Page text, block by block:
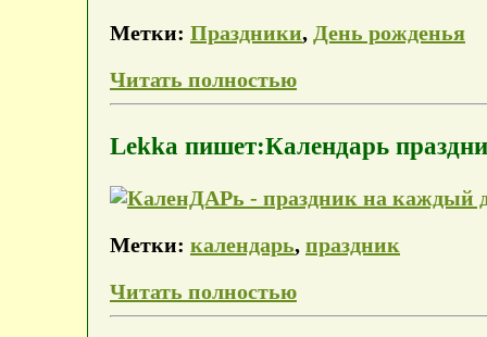
Метки: Праздники, День рожденья
Читать полностью
Lekka пишет:Календарь
Метки: календарь, праздник
Читать полностью